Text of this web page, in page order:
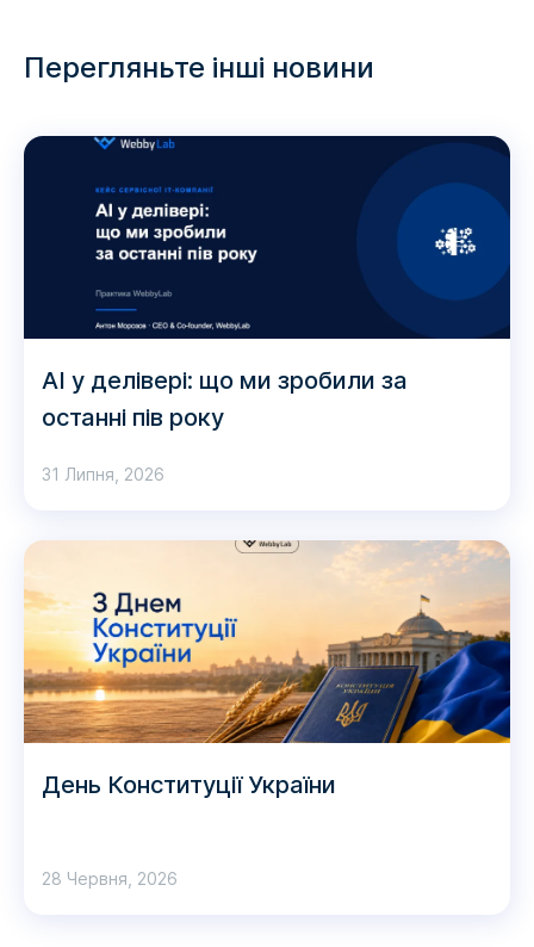
Перегляньте інші новини
AI у делівері: що ми зробили за
останні пів року
31 Липня, 2026
День Конституції України
28 Червня, 2026